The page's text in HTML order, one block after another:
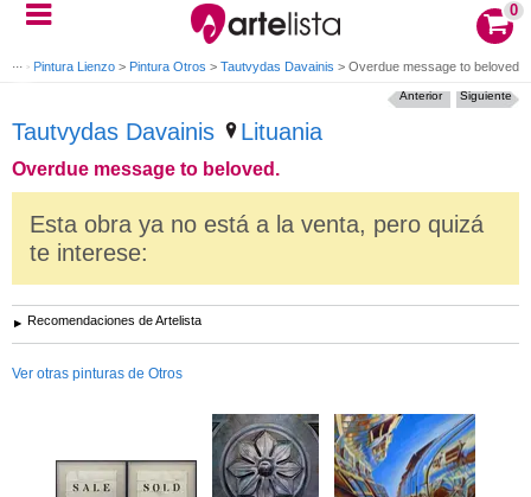
0
> Pintura Lienzo > Pintura Otros > Tautvydas Davainis > Overdue message to beloved.
Tautvydas Davainis Lituania
Overdue message to beloved.
Siguiente
Anterior
Esta obra ya no está a la venta, pero quizá
te interese:
Recomendaciones de Artelista
Ver otras pinturas de Otros